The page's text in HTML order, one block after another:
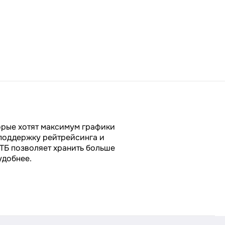
хотят максимум графики
рейтрейсинга и
позволяет хранить больше